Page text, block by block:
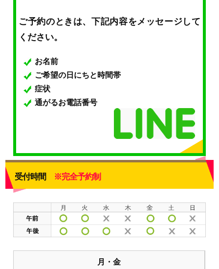
ご予約のときは、下記内容をメッセージして
ください。
お名前
ご希望の日にちと時間帯
症状
通がるお電話番号
受付時間 ※完全予約制
月・金